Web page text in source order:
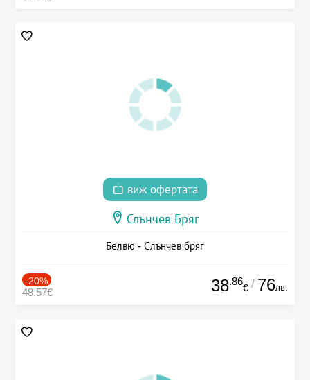
виж офертата
Слънчев Бряг
Белвю - Слънчев бряг
-20%
48.57€ 38.86
€ / 76лв.